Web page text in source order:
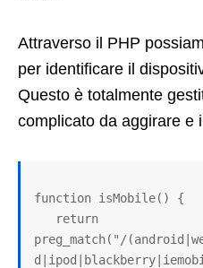
Attraverso il PHP
per identificare il
Questo è totalmente
complicato da aggirare e
function isMobile() {
preg_match("/